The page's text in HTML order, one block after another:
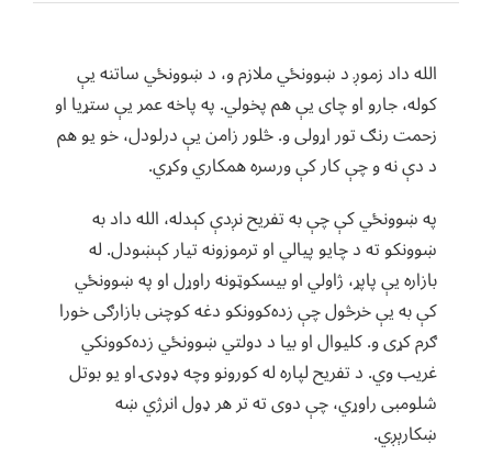
الله داد زموږ د ښوونځي ملازم و، د ښوونځي ساتنه یې
کوله، جارو او چای یې هم پخولي. په پاخه عمر یې ستړیا او
زحمت رنګ تور اړولی و. څلور زامن یې درلودل، خو یو هم
د دې نه و چې کار کې ورسره همکاري وکړي.
په ښوونځي کې چې به تفریح نږدې کېدله، الله داد به
ښوونکو ته د چایو پیالي او ترموزونه تیار کېښودل. له
بازاره یې پاپړ، ژاولي او بیسکوټونه راوړل او په ښوونځي
کې به یې خرڅول چې زده‌کوونکو دغه کوچنی بازارګی خورا
ګرم کړی و. کلیوال او بیا د دولتي ښوونځي زده‌کوونکي
غریب وي. د تفریح لپاره له کورونو وچه ډوډۍ او یو بوتل
شلومبی راوړي، چې دوی ته تر هر ډول انرژي ښه
ښکارېږي.